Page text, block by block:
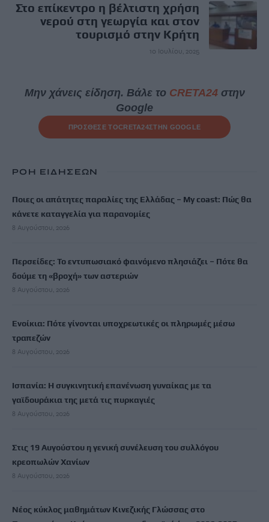
Στο επίκεντρο η βέλτιστη χρήση
νερού στη γεωργία και στον
τουρισμό στην Κρήτη
10 Ιουλίου, 2025
Μην χάνεις είδηση. Βάλε το CRETA24στην
Google
ΠΡΟΣΘΕΣΕ ΤΟCRETA24ΣΤΗΝ GOOGLE
ΡΟΗ ΕΙΔΗΣΕΩΝ
Ποιες οι απάτητες παραλίες της Ελλάδας – My coast: Πώς θα
κάνετε καταγγελία για παρανομίες
8 Αυγούστου, 2026
Περσείδες: Το εντυπωσιακό φαινόμενο πλησιάζει – Πότε θα
δούμε τη «βροχή» των αστεριών
8 Αυγούστου, 2026
Ενοίκια: Πότε γίνονται υποχρεωτικές οι πληρωμές μέσω
τραπεζών
8 Αυγούστου, 2026
Ισπανία: Η συγκινητική επανένωση γυναίκας με τα
γαϊδουράκια της μετά τις πυρκαγιές
8 Αυγούστου, 2026
Στις 19 Αυγούστου η γενική συνέλευση του συλλόγου
κρεοπωλών Χανίων
8 Αυγούστου, 2026
Νέος κύκλος μαθημάτων Κινεζικής Γλώσσας στο